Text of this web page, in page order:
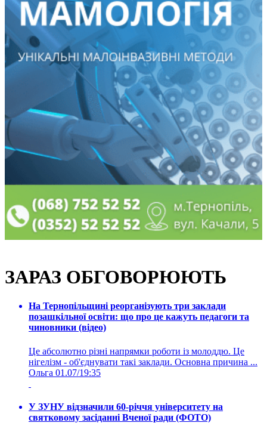
ЗАРАЗ ОБГОВОРЮЮТЬ
На Тернопільщині реорганізують три заклади
позашкільної освіти: що про це кажуть педагоги та
чиновники (відео)
Це абсолютно різні напрямки роботи із молоддю. Це
нігелізм - об'єднувати такі заклади. Основна причина ...
Ольга 01.07/19:35
У ЗУНУ відзначили 60-річчя університету на
святковому засіданні Вченої ради (ФОТО)